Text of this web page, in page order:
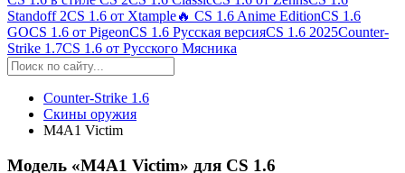
Standoff 2CS 1.6 от Xtample🔥 CS 1.6 Anime EditionCS 1.6
GOCS 1.6 от PigeonCS 1.6 Русская версияCS 1.6 2025Counter-
Strike 1.7CS 1.6 от Русского Мясника
Counter-Strike 1.6
Скины оружия
M4A1 Victim
Модель «M4A1 Victim» для CS 1.6